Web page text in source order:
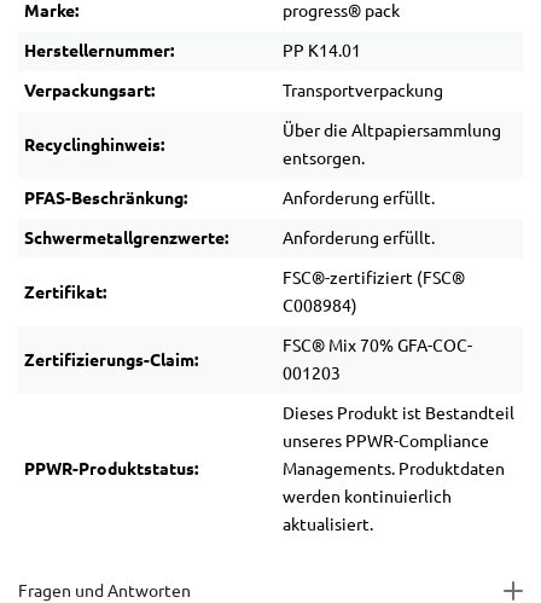
Marke: progress® pack
Herstellernummer: PP K14.01
Verpackungsart: Transportverpackung
Recyclinghinweis:
Über die Altpapiersammlung
entsorgen.
PFAS-Beschränkung: Anforderung erfüllt.
Schwermetallgrenzwerte: Anforderung erfüllt.
Zertifikat:
FSC®-zertifiziert (FSC®
C008984)
Zertifizierungs-Claim:
FSC® Mix 70% GFA-COC-
001203
PPWR-Produktstatus:
Dieses Produkt ist Bestandteil
unseres PPWR-Compliance
Managements. Produktdaten
werden kontinuierlich
aktualisiert.
Fragen und Antworten